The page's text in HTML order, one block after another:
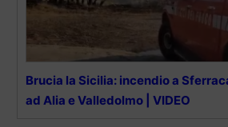
Brucia la Sicilia: incendio a
ad Alia e Valledolmo | VIDEO